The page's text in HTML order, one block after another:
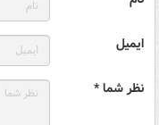
ایمیل
نظر شما *